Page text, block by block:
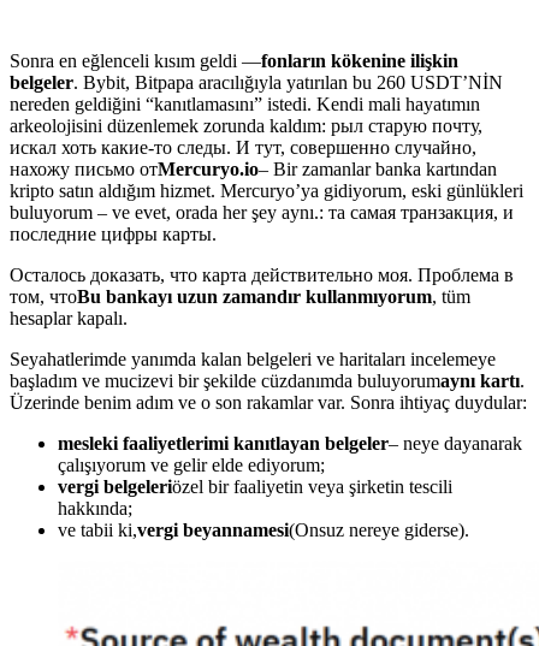
Sonra en eğlenceli kısım geldi —fonların kökenine ilişkin
belgeler. Bybit, Bitpapa aracılığıyla yatırılan bu 260 USDT’NİN
nereden geldiğini “kanıtlamasını” istedi. Kendi mali hayatımın
arkeolojisini düzenlemek zorunda kaldım: рыл старую почту,
искал хоть какие-то следы. И тут, совершенно случайно,
нахожу письмо отMercuryo.io– Bir zamanlar banka kartından
kripto satın aldığım hizmet. Mercuryo’ya gidiyorum, eski günlükleri
buluyorum – ve evet, orada her şey aynı.: та самая транзакция, и
последние цифры карты.
Осталось доказать, что карта действительно моя. Проблема в
том, чтоBu bankayı uzun zamandır kullanmıyorum, tüm
hesaplar kapalı.
Seyahatlerimde yanımda kalan belgeleri ve haritaları incelemeye
başladım ve mucizevi bir şekilde cüzdanımda buluyorumaynı kartı.
Üzerinde benim adım ve o son rakamlar var. Sonra ihtiyaç duydular:
mesleki faaliyetlerimi kanıtlayan belgeler– neye dayanarak
çalışıyorum ve gelir elde ediyorum;
vergi belgeleriözel bir faaliyetin veya şirketin tescili
hakkında;
ve tabii ki,vergi beyannamesi(Onsuz nereye giderse).